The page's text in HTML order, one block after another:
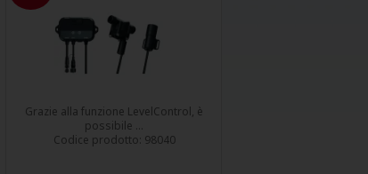
Grazie alla funzione LevelControl, è
possibile ...
Codice prodotto: 98040